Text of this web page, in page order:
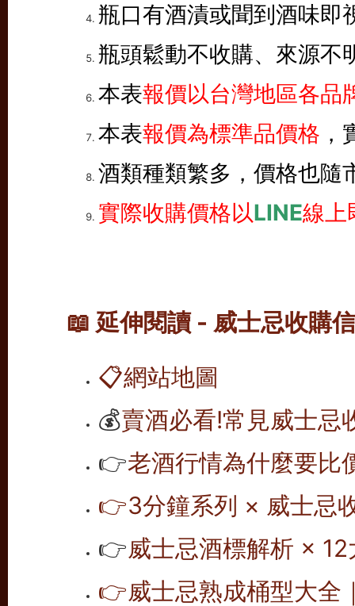
瓶口有酒漬或聞到酒味即
瓶頭鬆動不收購、來源不
本表報價以台灣地區各品
本表報價為標準品價格
酒類種類繁多，價格也隨
實際收購價格以LINE線上
📖 延伸閱讀 - 威士忌收購
📋網站地圖
💰賣酒必看!常見威士忌
👉老酒行情為什麼要比
👉3分鐘系列 × 威士忌
👉威士忌酒標解析 ×
👉威士忌熟成桶型大全